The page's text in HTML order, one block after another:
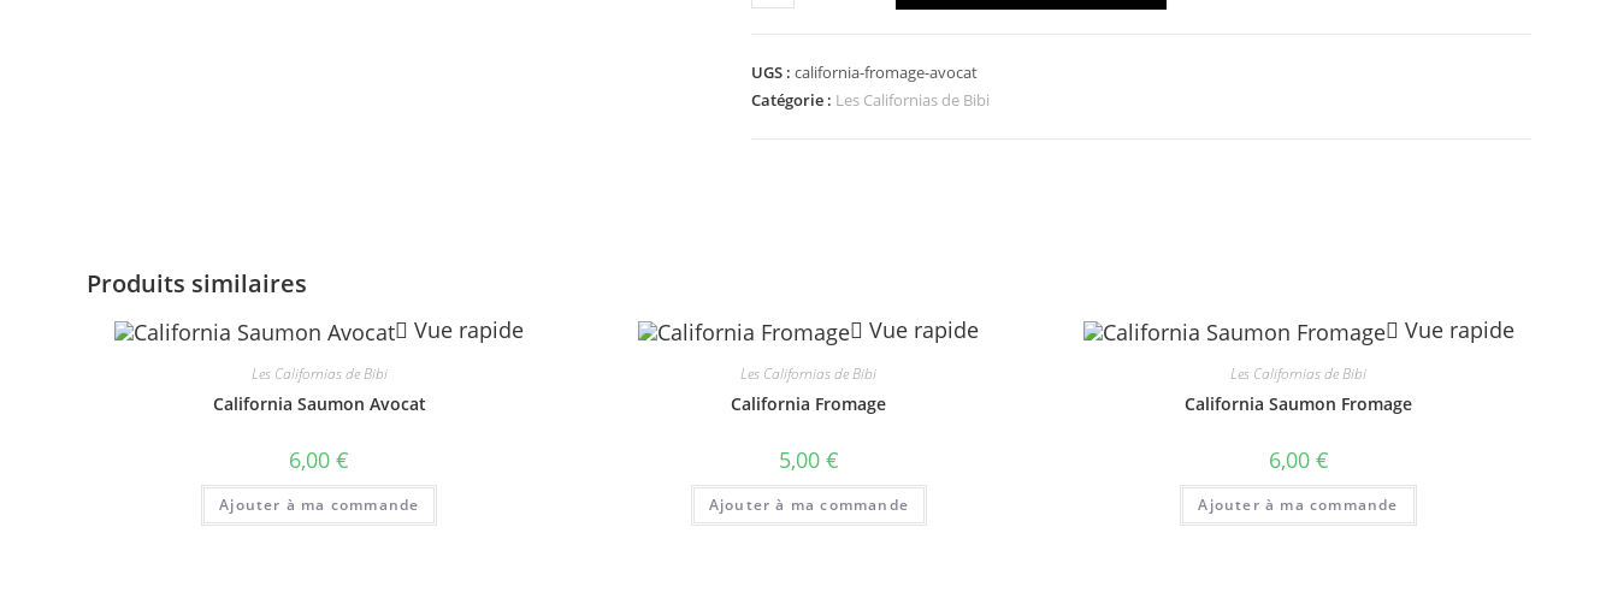
de
Fromage
Avocat
UGS : california-fromage-avocat
Catégorie : Les Californias de Bibi
Produits similaires
Vue rapide
Les Californias de Bibi
California Saumon Avocat
6,00€
Ajouter à ma commande
Vue rapide
Les Californias de Bibi
California Fromage
5,00 €
Ajouter à ma commande
Vue rapide
Les Californias de Bibi
California Saumon Fromage
6,00 €
Ajouter à ma commande